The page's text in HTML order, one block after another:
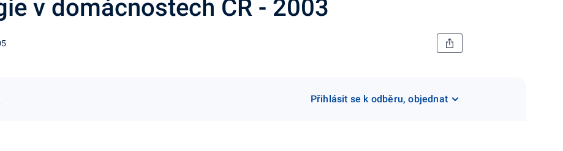
v domácnostech ČR - 2003
Přihlásit se k odběru, objednat